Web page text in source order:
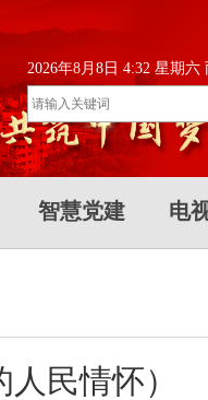
2026年8月8日 4:32 星期
智慧党建 电
民情怀）